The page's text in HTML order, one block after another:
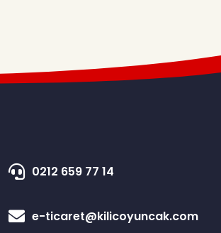
0212 659 77 14
e-ticaret@kilicoyuncak.com